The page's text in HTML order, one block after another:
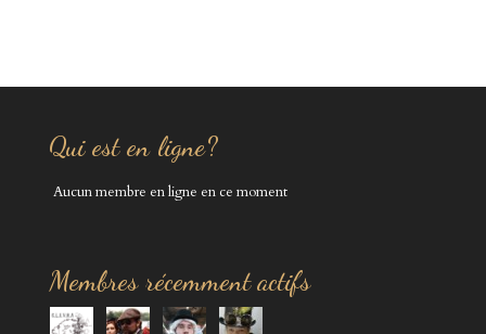
Qui est en ligne?
Aucun membre en ligne en ce moment
Membres récemment actifs